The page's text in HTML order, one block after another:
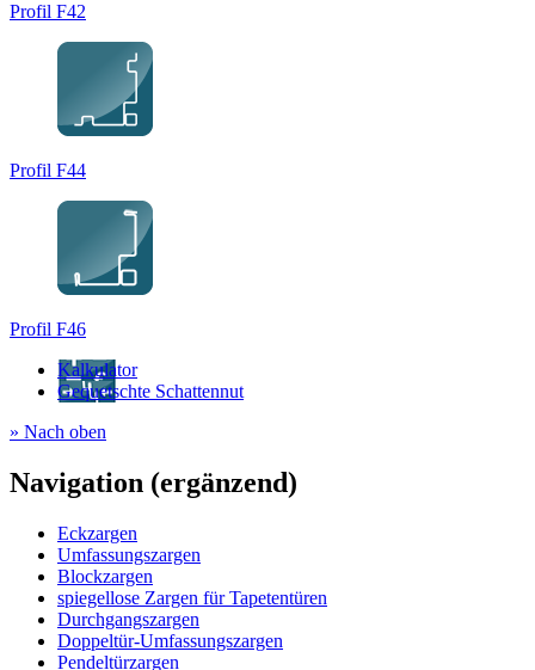
Profil F42
Profil F44
Profil F46
Kalkulator
Gequetschte Schattennut
» Nach oben
Navigation (ergänzend)
Eckzargen
Umfassungszargen
Blockzargen
spiegellose Zargen für Tapetentüren
Durchgangszargen
Doppeltür-Umfassungszargen
Pendeltürzargen